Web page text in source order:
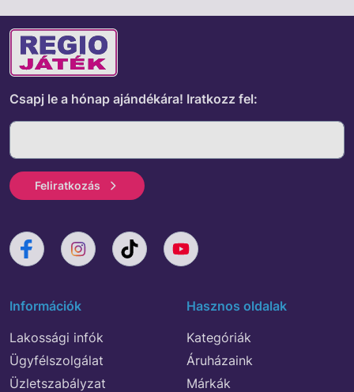
Csapj le a hónap ajándékára! Iratkozz fel:
Feliratkozás
Információk
Lakossági infók
Ügyfélszolgálat
Üzletszabályzat
Hasznos oldalak
Kategóriák
Áruházaink
Márkák